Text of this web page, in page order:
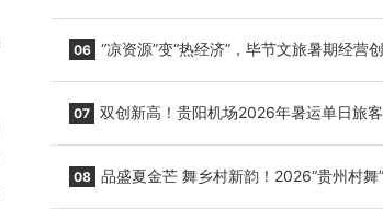
06 “凉资源”变“热经济”，毕节文旅暑期经营
07 双创新高！贵阳机场2026年暑运单日旅
08 品盛夏金芒 舞乡村新韵！2026“贵州村舞